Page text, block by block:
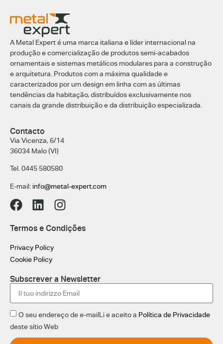
A Metal Expert é uma marca italiana e líder internacional na
produção e comercialização de produtos semi-acabados
ornamentais e sistemas metálicos modulares para a construção
e arquitetura. Produtos com a máxima qualidade e
caracterizados por um design em linha com as últimas
tendências da habitação, distribuídos exclusivamente nos
canais da grande distribuição e da distribuição especializada.
Contacto
Via Vicenza, 6/14
36034 Malo (VI)
Tel. 0445 580580
E-mail: info@metal-expert.com
Termos e Condições
Privacy Policy
Cookie Policy
Subscrever a Newsletter
O seu endereço de e-mailLi e aceito a Política de Privacidade
deste sítio Web